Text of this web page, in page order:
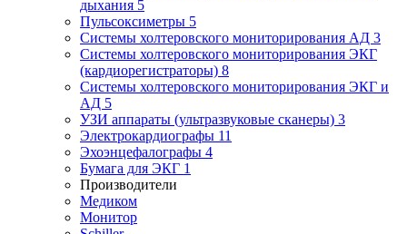
дыхания 5
Пульсоксиметры 5
Системы холтеровского мониторирования АД 3
Системы холтеровского мониторирования ЭКГ
(кардиорегистраторы) 8
Системы холтеровского мониторирования ЭКГ и
АД 5
УЗИ аппараты (ультразвуковые сканеры) 3
Электрокардиографы 11
Эхоэнцефалографы 4
Бумага для ЭКГ 1
Производители
Медиком
Монитор